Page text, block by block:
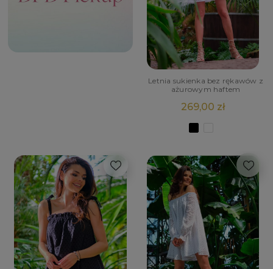
Letnia sukienka bez rękawów z
ażurowym haftem
269,00 zł